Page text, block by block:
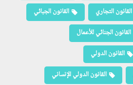
القانون التجاري
القانون الجبائي
القانون الجنائي للأعمال
القانون الدولي
القانون الدولي الإنساني